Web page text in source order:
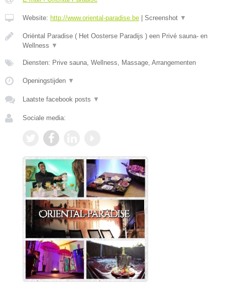
Website: http://www.oriental-paradise.be | Screenshot ▼
Oriëntal Paradise ( Het Oosterse Paradijs ) een Privé sauna- en
Wellness ▼
Diensten: Prive sauna, Wellness, Massage, Arrangementen
Openingstijden ▼
Laatste facebook posts ▼
Sociale media: